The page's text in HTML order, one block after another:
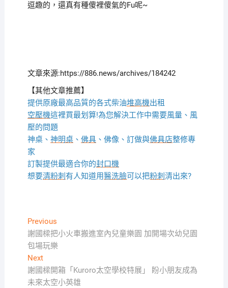
逗趣的，還真有種傻裡傻氣的Fu呢~
文章來源:https://886.news/archives/184242
【其他文章推薦】
提供原廠最高品質的各式柴油堆高機出租
空壓機這裡買最划算!為您解決工作中需要風量、風
壓的問題
神桌、 神明桌、 佛具、佛像、訂做與佛具店整修專
家
訂製提供最適合你的封口機
想要清粉刺 有人知道用醫洗臉可以把粉刺 清出來?
文
章
導
覽
PreviousPrevious
post:
謝國樑把小火車搬進室內兒童樂園 加開場次幼兒園
包場玩樂
NextNext
post:
謝國樑開箱「Kuroro太空學校特展」 盼小朋友成為
未來太空小英雄